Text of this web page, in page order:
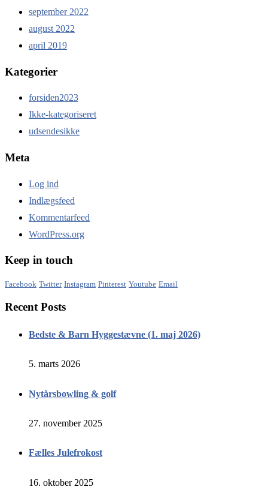
september 2022
august 2022
april 2019
Kategorier
forsiden2023
Ikke-kategoriseret
udsendesikke
Meta
Log ind
Indlægsfeed
Kommentarfeed
WordPress.org
Keep in touch
Facebook Twitter Instagram Pinterest Youtube Email
Recent Posts
Bedste & Barn Hyggestævne (1. maj 2026)
5. marts 2026
Nytårsbowling & golf
27. november 2025
Fælles Julefrokost
16. oktober 2025